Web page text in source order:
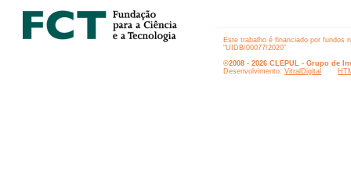
Este trabalho é financiado por fundos
“UIDB/00077/2020”
©2008 - 2026 CLEPUL - Grupo de
Desenvolvimento: VitralDigital